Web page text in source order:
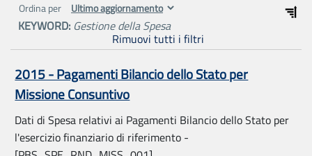
Ordina per
KEYWORD: Gestione della Spesa
Rimuovi tutti i filtri
2015 - Pagamenti Bilancio dello Stato per
Missione Consuntivo
Dati di Spesa relativi ai Pagamenti Bilancio dello Stato per
l'esercizio finanziario di riferimento -